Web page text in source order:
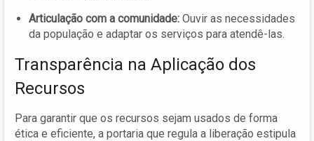
Articulação com a comunidade: Ouvir as necessidades
da população e adaptar os serviços para atendê-las.
Transparência na Aplicação dos
Recursos
Para garantir que os recursos sejam usados de forma
ética e eficiente, a portaria que regula a liberação estipula